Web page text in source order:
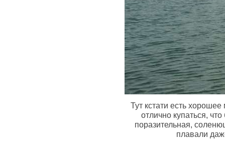
Тут кстати есть
отлично купаться,
поразительная,
плавали